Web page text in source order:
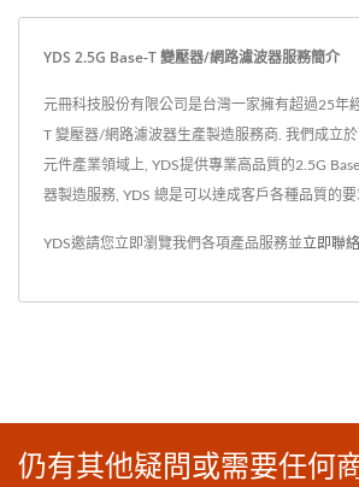
YDS 2.5G Base-T 變壓器/網路濾波器服務簡介
元冊科技股份有限公司是台灣一家擁有超過25年
T 變壓器/網路濾波器生產製造服務商. 我們成立
元件產業領域上, YDS提供專業高品質的2.5G
器製造服務, YDS 總是可以達成客戶各種品質的要
YDS邀請您立即瀏覽我們各項產品服務並 立即聯
仍有其他疑問或需要任何